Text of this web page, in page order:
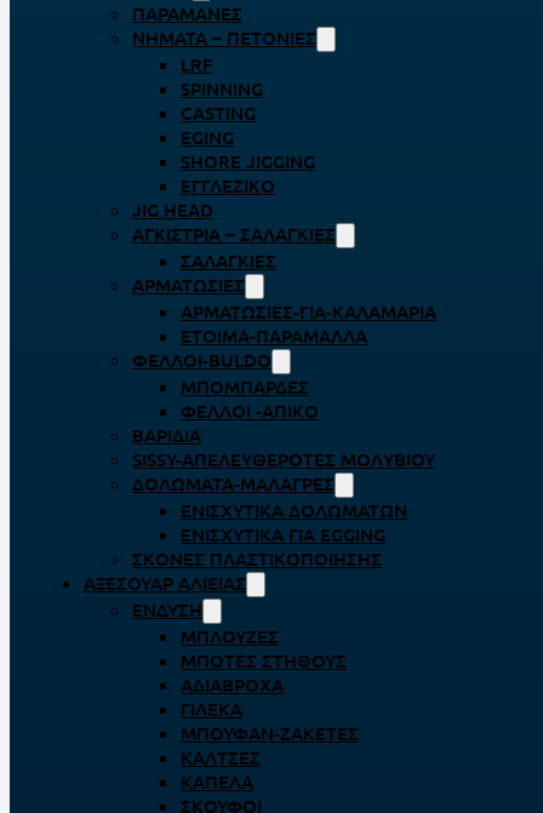
ΠΑΡΑΜΆΝΕΣ
ΝΉΜΑΤΑ – ΠΕΤΟΝΙΈΣ
LRF
SPINNING
CASTING
EGING
SHORE JIGGING
ΕΓΓΛΈΖΙΚΟ
JIG HEAD
ΑΓΚΊΣΤΡΙΑ – ΣΑΛΑΓΚΙΈΣ
ΣΑΛΑΓΚΙΈΣ
ΑΡΜΑΤΩΣΙΈΣ
ΑΡΜΑΤΩΣΙΈΣ-ΓΙΑ-ΚΑΛΑΜΆΡΙΑ
ΈΤΟΙΜΑ-ΠΑΡΆΜΑΛΛΑ
ΦΕΛΛΟΊ-BULDO
ΜΠΟΜΠΆΡΔΕΣ
ΦΕΛΛΟΊ -ΑΠΊΚΟ
ΒΑΡΊΔΙΑ
SISSY-ΑΠΕΛΕΥΘΕΡΟΤΈΣ ΜΟΛΥΒΙΟΎ
ΔΟΛΏΜΑΤΑ-ΜΑΛΆΓΡΕΣ
ΕΝΙΣΧΥΤΙΚΆ ΔΟΛΩΜΆΤΩΝ
ΕΝΙΣΧΥΤΙΚΆ ΓΙΑ EGGING
ΣΚΌΝΕΣ ΠΛΑΣΤΙΚΟΠΟΊΗΣΗΣ
ΑΞΕΣΟΥΆΡ ΑΛΙΕΊΑΣ
ΈΝΔΥΣΗ
ΜΠΛΟΎΖΕΣ
ΜΠΌΤΕΣ ΣΤΉΘΟΥΣ
ΑΔΙΆΒΡΟΧΑ
ΓΙΛΈΚΑ
ΜΠΟΥΦΆΝ-ΖΑΚΈΤΕΣ
ΚΆΛΤΣΕΣ
ΚΑΠΈΛΑ
ΣΚΟΎΦΟΙ